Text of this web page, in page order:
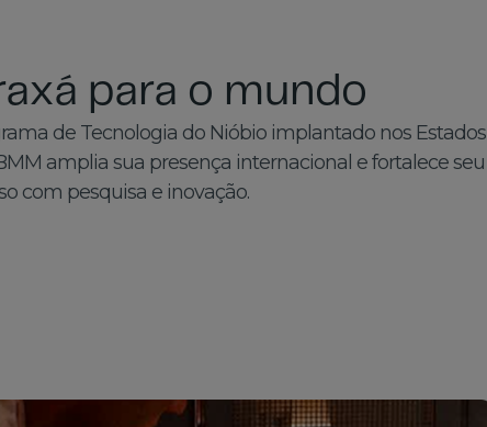
para o mundo
de Tecnologia do Nióbio implantado nos Estados
amplia sua presença internacional e fortalece seu
com pesquisa e inovação.